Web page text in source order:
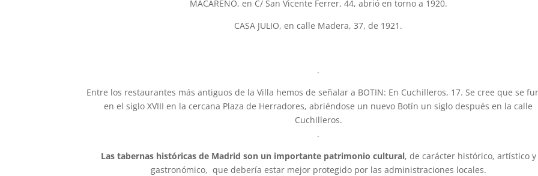
MACARENO, en C/ San Vicente Ferrer, 44, abrió en torno a 1920.
CASA JULIO, en calle Madera, 37, de 1921.
.
Entre los restaurantes más antiguos de la Villa hemos de señalar a BOTIN: En Cuchilleros, 17. Se cree que se
en el siglo XVIII en la cercana Plaza de Herradores, abriéndose un nuevo Botín un siglo después en la calle
Cuchilleros.
.
Las tabernas históricas de Madrid son un importante patrimonio cultural, de carácter histórico, artístico y
gastronómico, que debería estar mejor protegido por las administraciones locales.